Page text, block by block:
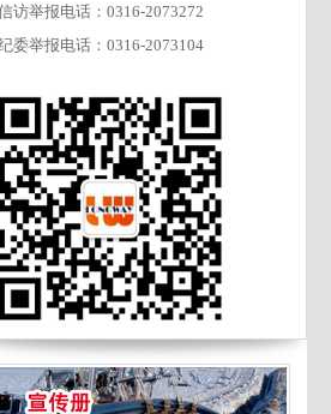
访举报电话：0316-2073272
委举报电话：0316-2073104